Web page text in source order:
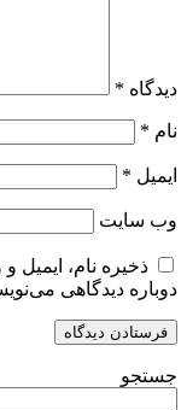
دیدگاه *
نام *
ایمیل *
وب‌ سایت
ذخیره نام، ایمیل
دوباره دیدگاهی
جستجو